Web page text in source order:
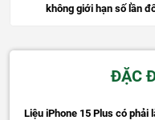
không giới hạn số lần
ĐẶC
Liệu iPhone 15 Plus có phải